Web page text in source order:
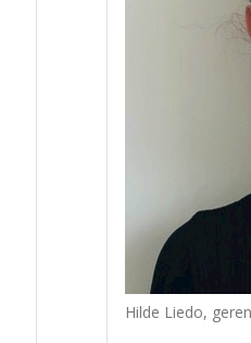
Hilde Liedo,